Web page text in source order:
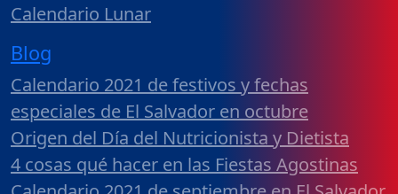
Calendario Lunar
Blog
Calendario 2021 de festivos y fechas
especiales de El Salvador en octubre
Origen del Día del Nutricionista y Dietista
4 cosas qué hacer en las Fiestas Agostinas